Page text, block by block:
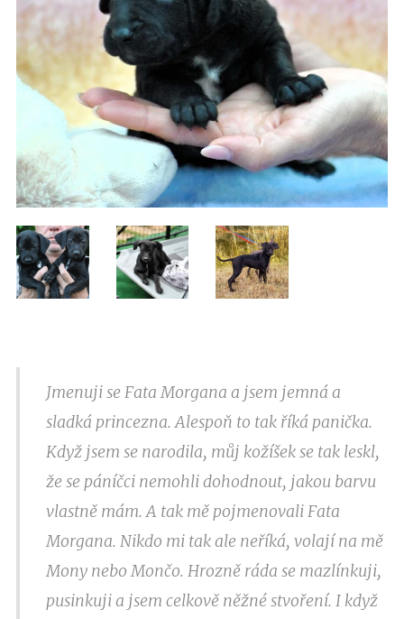
Jmenuji se Fata Morgana a jsem jemná a
sladká princezna. Alespoň to tak říká panička.
Když jsem se narodila, můj kožíšek se tak leskl,
že se páníčci nemohli dohodnout, jakou barvu
vlastně mám. A tak mě pojmenovali Fata
Morgana. Nikdo mi tak ale neříká, volají na mě
Mony nebo Mončo. Hrozně ráda se mazlínkuji,
pusinkuji a jsem celkově něžné stvoření. I když